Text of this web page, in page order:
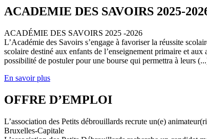
ACADEMIE DES SAVOIRS 2025-
ACADÉMIE DES SAVOIRS 2025 -2026
L’Académie des Savoirs s’engage à favoriser la réussite
scolaire destiné aux enfants de l’enseignement primaire et
possibilité de postuler pour une bourse qui permettra à leurs
En savoir plus
OFFRE D’EMPLOI
L’association des Petits débrouillards recrute un(e)
Bruxelles-Capitale